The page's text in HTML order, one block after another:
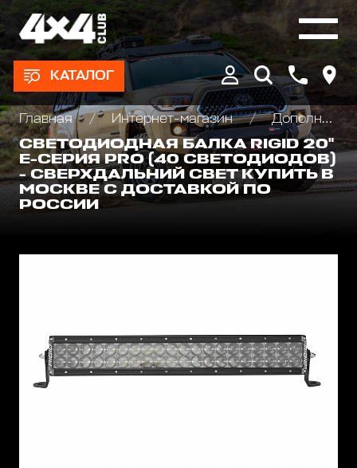
КАТАЛОГ
Главная Интернет-магазин
Дополнительные фары : Светодиодные, Галогеновые , Ксеноновые
СВЕТОДИОДНАЯ БАЛКА RIGID 20"
Е-СЕРИЯ PRO (40 СВЕТОДИОДОВ)
- СВЕРХДАЛЬНИЙ СВЕТ КУПИТЬ В
МОСКВЕ С ДОСТАВКОЙ ПО
РОССИИ